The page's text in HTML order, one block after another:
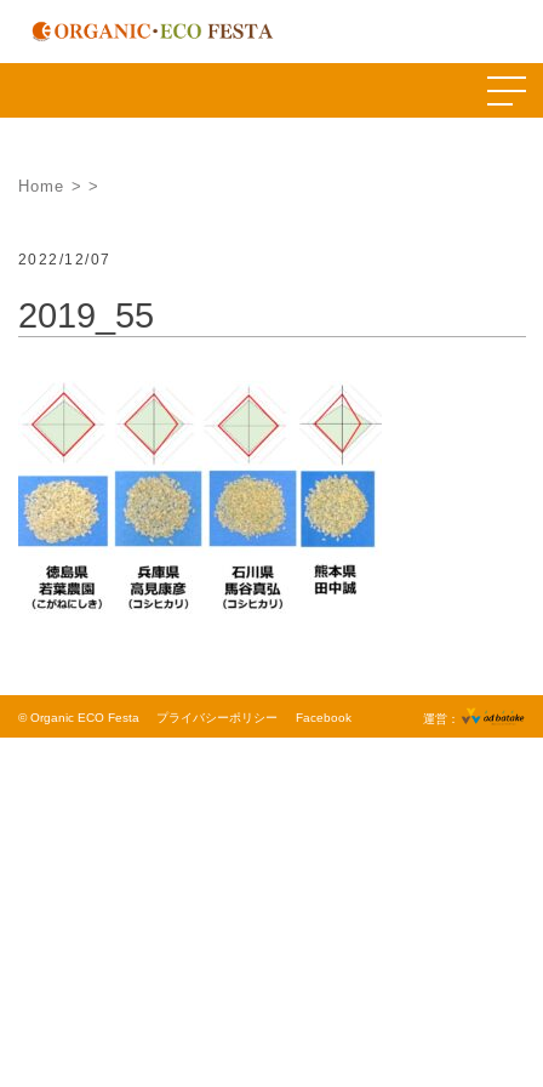
Skip
Home > >
2022/12/07
2019_55
運営：
Facebook
プライバシーポリシー
© Organic ECO Festa